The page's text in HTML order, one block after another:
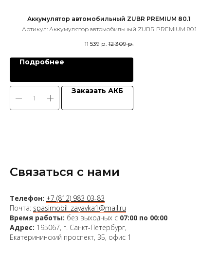
Аккумулятор автомобильный ZUBR PREMIUM 80.1
Артикул: Аккумулятор автомобильный ZUBR PREMIUM 80.1
11 539 р. 12 309 р.
Подробнее
Заказать АКБ
Связаться с нами
Телефон: +7 (812) 983 03-83
Почта: spasimobil_zayavka1@mail.ru
Время работы: без выходных с 07:00 по 00:00
Адрес: 195067, г. Санкт-Петербург,
Екатерининский проспект, 3Б, офис 1